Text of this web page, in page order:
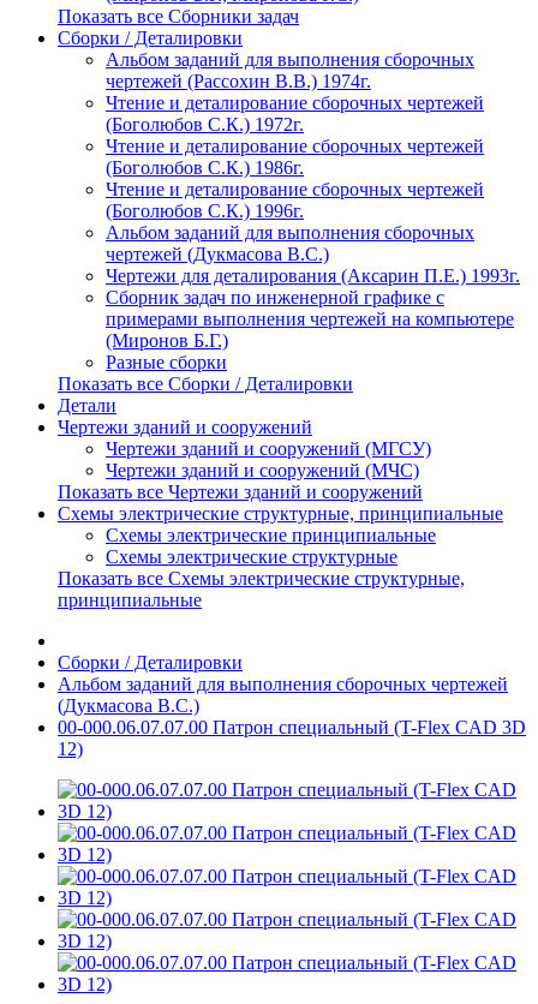
Показать все Сборники задач
Сборки / Деталировки
Альбом заданий для выполнения сборочных
чертежей (Рассохин В.В.) 1974г.
Чтение и деталирование сборочных чертежей
(Боголюбов С.К.) 1972г.
Чтение и деталирование сборочных чертежей
(Боголюбов С.К.) 1986г.
Чтение и деталирование сборочных чертежей
(Боголюбов С.К.) 1996г.
Альбом заданий для выполнения сборочных
чертежей (Дукмасова В.С.)
Чертежи для деталирования (Аксарин П.Е.) 1993г.
Сборник задач по инженерной графике с
примерами выполнения чертежей на компьютере
(Миронов Б.Г.)
Разные сборки
Показать все Сборки / Деталировки
Детали
Чертежи зданий и сооружений
Чертежи зданий и сооружений (МГСУ)
Чертежи зданий и сооружений (МЧС)
Показать все Чертежи зданий и сооружений
Схемы электрические структурные, принципиальные
Схемы электрические принципиальные
Схемы электрические структурные
Показать все Схемы электрические структурные,
принципиальные
Сборки / Деталировки
Альбом заданий для выполнения сборочных чертежей
(Дукмасова В.С.)
00-000.06.07.07.00 Патрон специальный (T-Flex CAD 3D
12)